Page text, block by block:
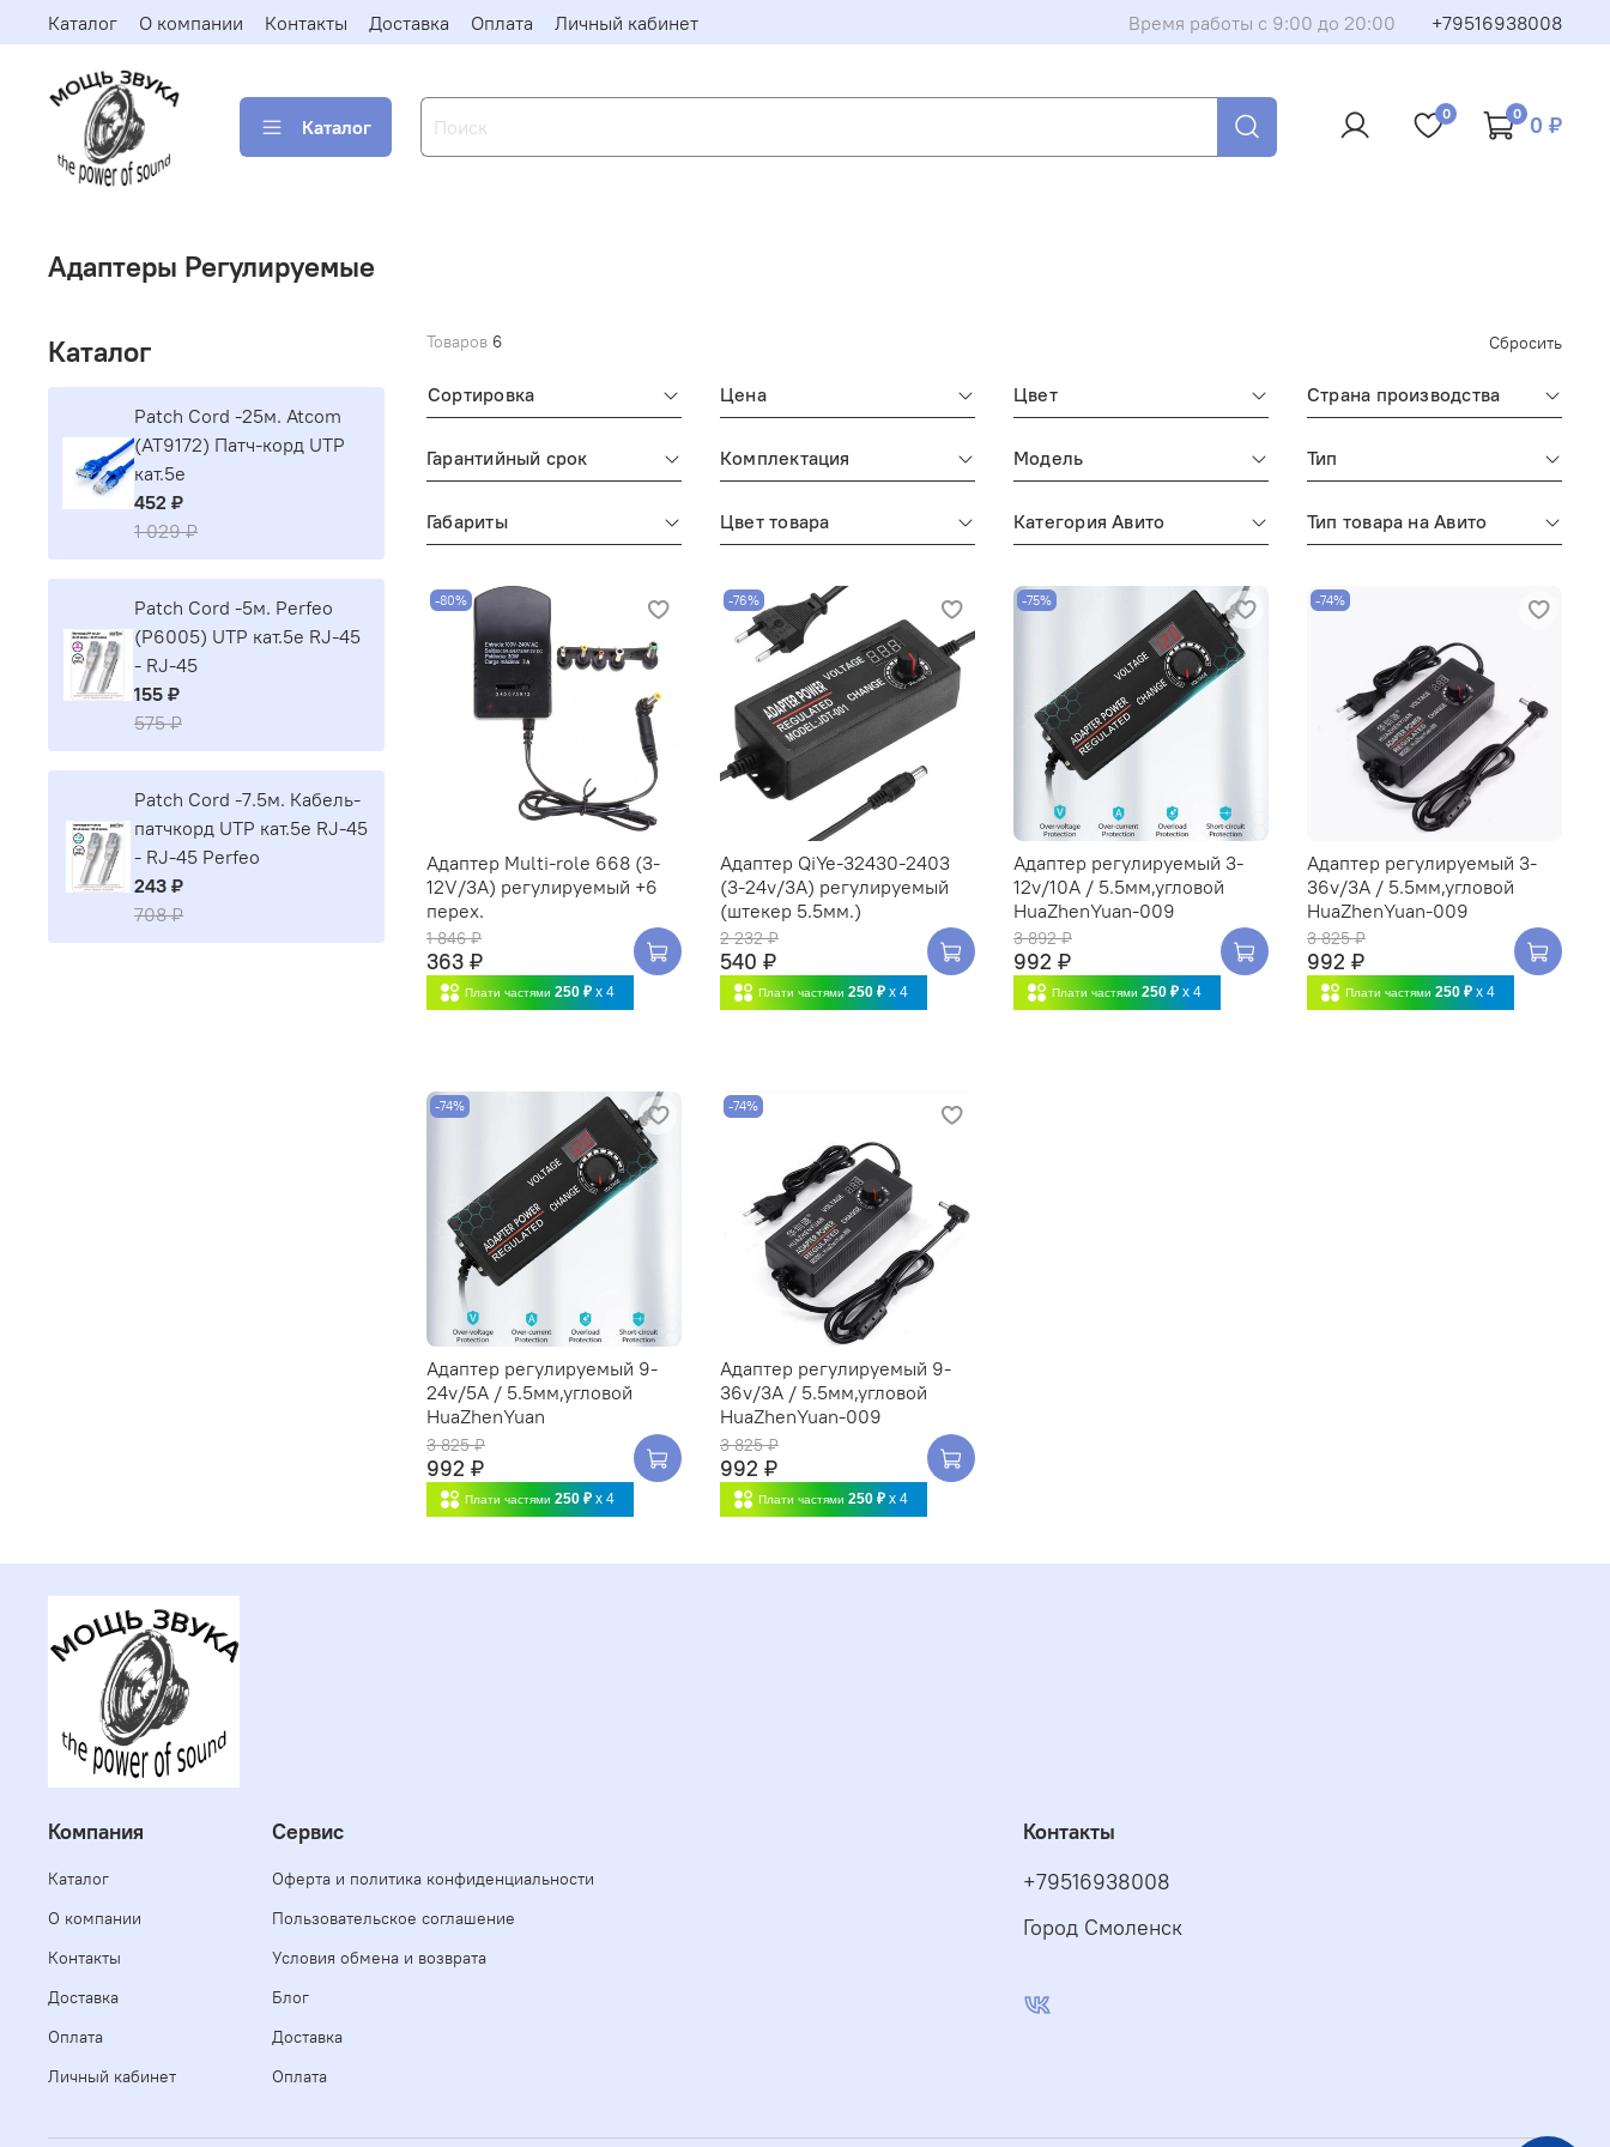
Каталог О компании Контакты Доставка Оплата Личный кабинет Время работы с 9:00 до 20:00 +79516938008
Каталог
0 0 0 ₽
Адаптеры Регулируемые
Товаров 6 Сбросить
Сортировка Цена Цвет Страна производства
Гарантийный срок Комплектация Модель Тип
Габариты Цвет товара Категория Авито Тип товара на Авито
-80%
Адаптер Multi-role 668 (3-
12V/3A) регулируемый +6
перех.
1 846 ₽
363 ₽
Плати частями 250 ₽ x 4
-76%
Адаптер QiYe-32430-2403
(3-24v/3A) регулируемый
(штекер 5.5мм.)
2 232 ₽
540 ₽
Плати частями 250 ₽ x 4
-75%
Адаптер регулируемый 3-
12v/10A / 5.5мм,угловой
HuaZhenYuan-009
3 892 ₽
992 ₽
Плати частями 250 ₽ x 4
-74%
Адаптер регулируемый 3-
36v/3A / 5.5мм,угловой
HuaZhenYuan-009
3 825 ₽
992 ₽
Плати частями 250 ₽ x 4
-74%
Адаптер регулируемый 9-
24v/5A / 5.5мм,угловой
HuaZhenYuan
3 825 ₽
992 ₽
Плати частями 250 ₽ x 4
-74%
Адаптер регулируемый 9-
36v/3A / 5.5мм,угловой
HuaZhenYuan-009
3 825 ₽
992 ₽
Плати частями 250 ₽ x 4
Каталог
Patch Cord -25м. Atcom
(AT9172) Патч-корд UTP
кат.5е
452 ₽
1 029 ₽
Patch Cord -5м. Perfeo
(P6005) UTP кат.5е RJ-45
- RJ-45
155 ₽
575 ₽
Patch Cord -7.5м. Кабель-
патчкорд UTP кат.5е RJ-45
- RJ-45 Perfeo
243 ₽
708 ₽
Компания
Каталог
О компании
Контакты
Доставка
Оплата
Личный кабинет
Сервис
Оферта и политика конфиденциальности
Пользовательское соглашение
Условия обмена и возврата
Блог
Доставка
Оплата
Контакты
+79516938008
Город Смоленск